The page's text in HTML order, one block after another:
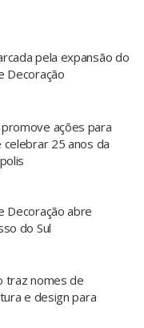
pela expansão do
Decoração
ações para
25 anos da
Decoração abre
do Sul
traz nomes de
e design para